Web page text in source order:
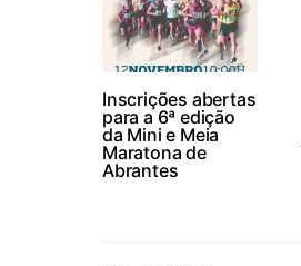
Inscrições abertas
para a 6ª edição
da Mini e Meia
Maratona de
Abrantes